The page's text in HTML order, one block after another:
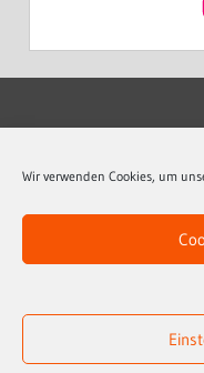
Wir verwenden Cookies, um
© 2023